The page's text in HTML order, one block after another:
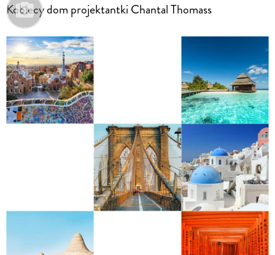
Kobiecy dom projektantki Chantal Thomass